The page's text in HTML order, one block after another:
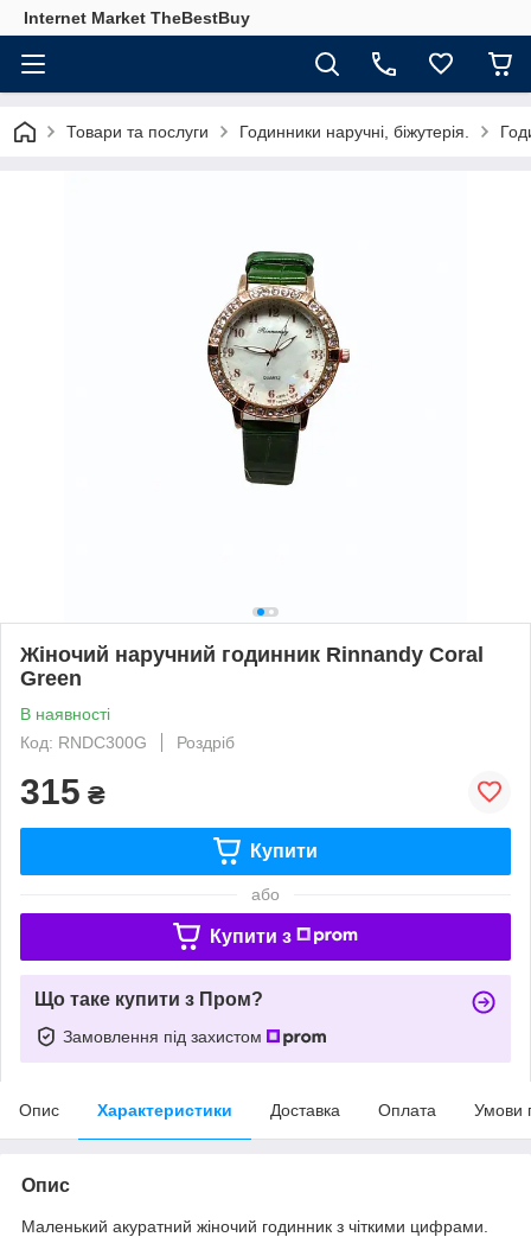
Internet Market TheBestBuy
Товари та послуги Годинники наручні, біжутерія.
Жіночий наручний годинник Rinnandy Coral
Green
В наявності
Код: RNDC300G
Роздріб
315 ₴
Купити
або
Купити з
Що таке купити з Пром?
Замовлення під захистом
Опис Характеристики Доставка Оплата Умови
Опис
Маленький акуратний жіночий годинник з чіткими цифрами.